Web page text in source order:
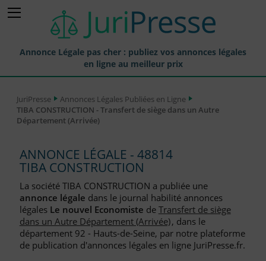
Annonce Légale pas cher : publiez vos annonces légales
en ligne au meilleur prix
Annonces Légales Publiées
Journaux Habilités (JAL) Annonces Légales
Liste des Greffes
Liste des CCI
Le Blog pour les Entreprises
JuriPresse
Annonces Légales Publiées en Ligne
TIBA CONSTRUCTION - Transfert de siège dans un Autre
Département (Arrivée)
ANNONCE LÉGALE - 48814
TIBA CONSTRUCTION
La société TIBA CONSTRUCTION a publiée une
annonce légale dans le journal habilité annonces
légales Le nouvel Economiste deTransfert de siège
dans un Autre Département (Arrivée), dans le
département 92 - Hauts-de-Seine, par notre plateforme
de publication d'annonces légales en ligne JuriPresse.fr.